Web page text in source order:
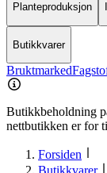
Planteproduksjon
Butikkvarer
Bruktmarked
Butikkbeholdning
nettbutikken er for
Forsiden